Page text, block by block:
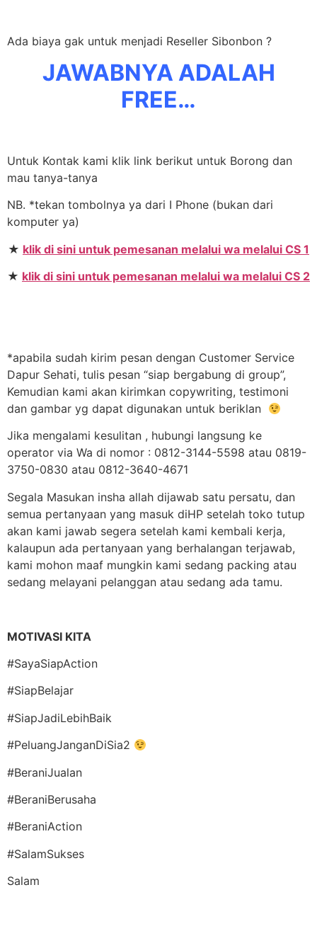
Ada biaya gak untuk menjadi Reseller Sibonbon ?
JAWABNYA ADALAH
FREE…
Untuk Kontak kami klik link berikut untuk Borong dan
mau tanya-tanya
NB. *tekan tombolnya ya dari I Phone (bukan dari
komputer ya)
★ klik di sini untuk pemesanan melalui wa melalui CS 1
★ klik di sini untuk pemesanan melalui wa melalui CS 2
*apabila sudah kirim pesan dengan Customer Service
Dapur Sehati, tulis pesan “siap bergabung di group”,
Kemudian kami akan kirimkan copywriting, testimoni
dan gambar yg dapat digunakan untuk beriklan
Jika mengalami kesulitan , hubungi langsung ke
operator via Wa di nomor : 0812-3144-5598 atau 0819-
3750-0830 atau 0812-3640-4671
Segala Masukan insha allah dijawab satu persatu, dan
semua pertanyaan yang masuk diHP setelah toko tutup
akan kami jawab segera setelah kami kembali kerja,
kalaupun ada pertanyaan yang berhalangan terjawab,
kami mohon maaf mungkin kami sedang packing atau
sedang melayani pelanggan atau sedang ada tamu.
MOTIVASI KITA
#SayaSiapAction
#SiapBelajar
#SiapJadiLebihBaik
#PeluangJanganDiSia2
#BeraniJualan
#BeraniBerusaha
#BeraniAction
#SalamSukses
Salam